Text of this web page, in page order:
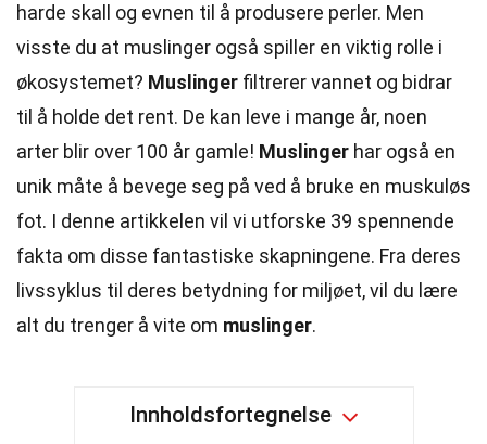
harde skall og evnen til å produsere perler. Men
visste du at muslinger også spiller en viktig rolle i
økosystemet? Muslinger filtrerer vannet og bidrar
til å holde det rent. De kan leve i mange år, noen
arter blir over 100 år gamle! Muslinger har også en
unik måte å bevege seg på ved å bruke en muskuløs
fot. I denne artikkelen vil vi utforske 39 spennende
fakta om disse fantastiske skapningene. Fra deres
livssyklus til deres betydning for miljøet, vil du lære
alt du trenger å vite om muslinger.
Innholdsfortegnelse